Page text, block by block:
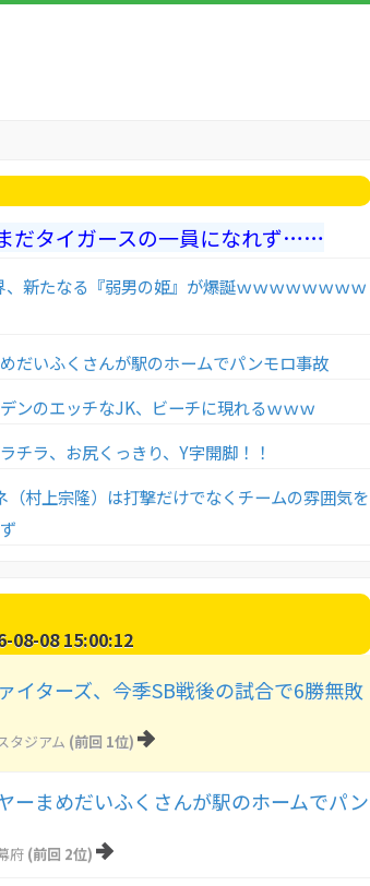
だタイガースの一員になれず……
、新たなる『弱男の姫』が爆誕ｗｗｗｗｗｗｗｗ
だいふくさんが駅のホームでパンモロ事故
デンのエッチなJK、ビーチに現れるｗｗｗ
ラ、お尻くっきり、Y字開脚！！
（村上宗隆）は打撃だけでなくチームの雰囲気を
08-08 15:00:12
イターズ、今季SB戦後の試合で6勝無敗
タジアム (前回 1位)
ーまめだいふくさんが駅のホームでパン
府 (前回 2位)